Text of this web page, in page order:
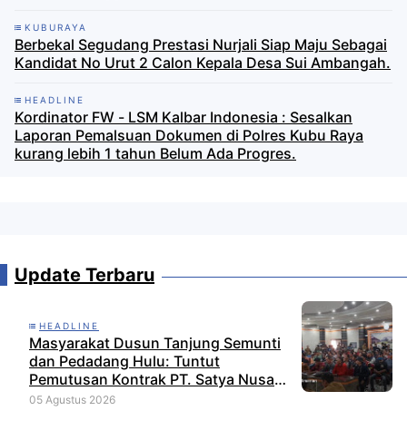
KUBURAYA
Berbekal Segudang Prestasi Nurjali Siap Maju Sebagai
Kandidat No Urut 2 Calon Kepala Desa Sui Ambangah.
HEADLINE
Kordinator FW - LSM Kalbar Indonesia : Sesalkan
Laporan Pemalsuan Dokumen di Polres Kubu Raya
kurang lebih 1 tahun Belum Ada Progres.
Update Terbaru
HEADLINE
Masyarakat Dusun Tanjung Semunti
dan Pedadang Hulu: Tuntut
Pemutusan Kontrak PT. Satya Nusa
Indah Perkasa
05 Agustus 2026